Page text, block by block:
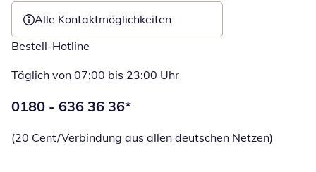
Alle Kontaktmöglichkeiten
Bestell-Hotline
Täglich von 07:00 bis 23:00 Uhr
Telefonnummer:
0180 - 636 36 36*
(20 Cent/Verbindung aus allen deutschen Netzen)